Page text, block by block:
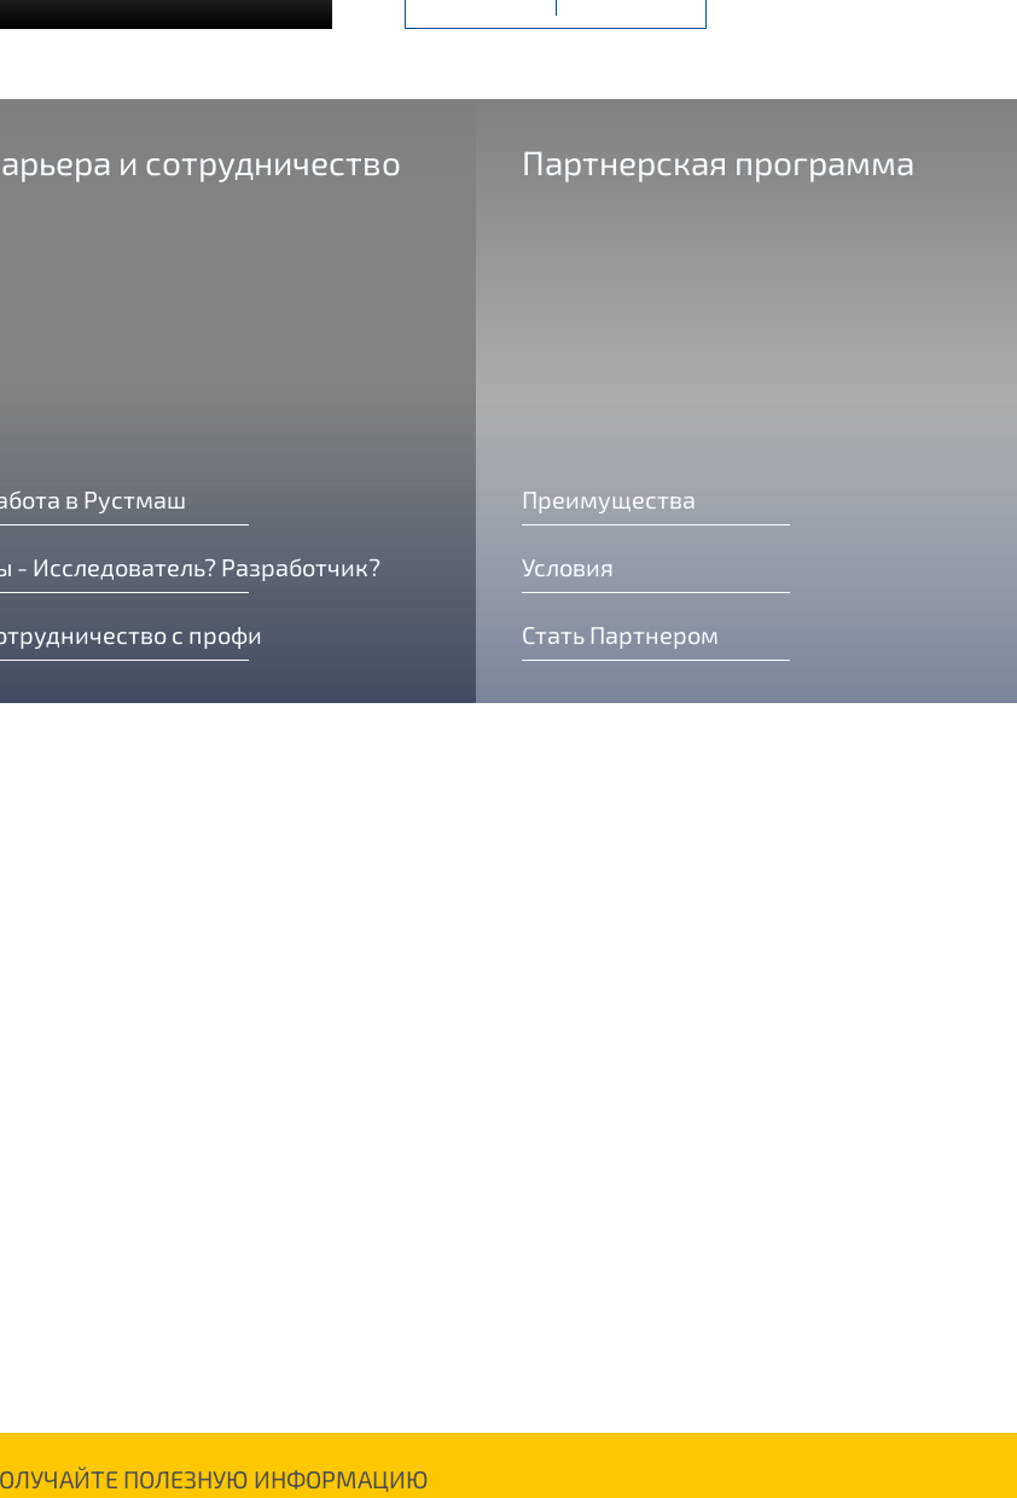
и сотрудничество
в Рустмаш
- Исследователь? Разработчик?
с профи
Партнерская программа
Преимущества
Условия
Стать Партнером
ПОЛЕЗНУЮ ИНФОРМАЦИЮ